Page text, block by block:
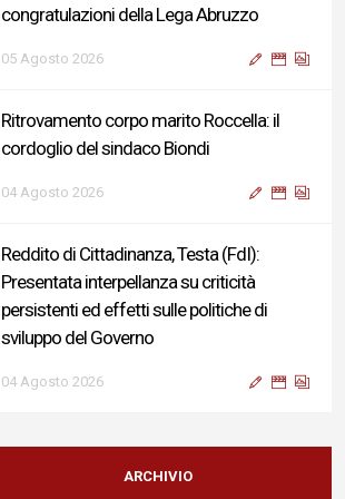
congratulazioni della Lega Abruzzo
05 Agosto 2026
Ritrovamento corpo marito Roccella: il
cordoglio del sindaco Biondi
04 Agosto 2026
Reddito di Cittadinanza, Testa (FdI):
Presentata interpellanza su criticità
persistenti ed effetti sulle politiche di
sviluppo del Governo
04 Agosto 2026
Sigismondi, Liris e Testa: “Profondo
cordoglio e vicinanza al Ministro Roccella e
ARCHIVIO